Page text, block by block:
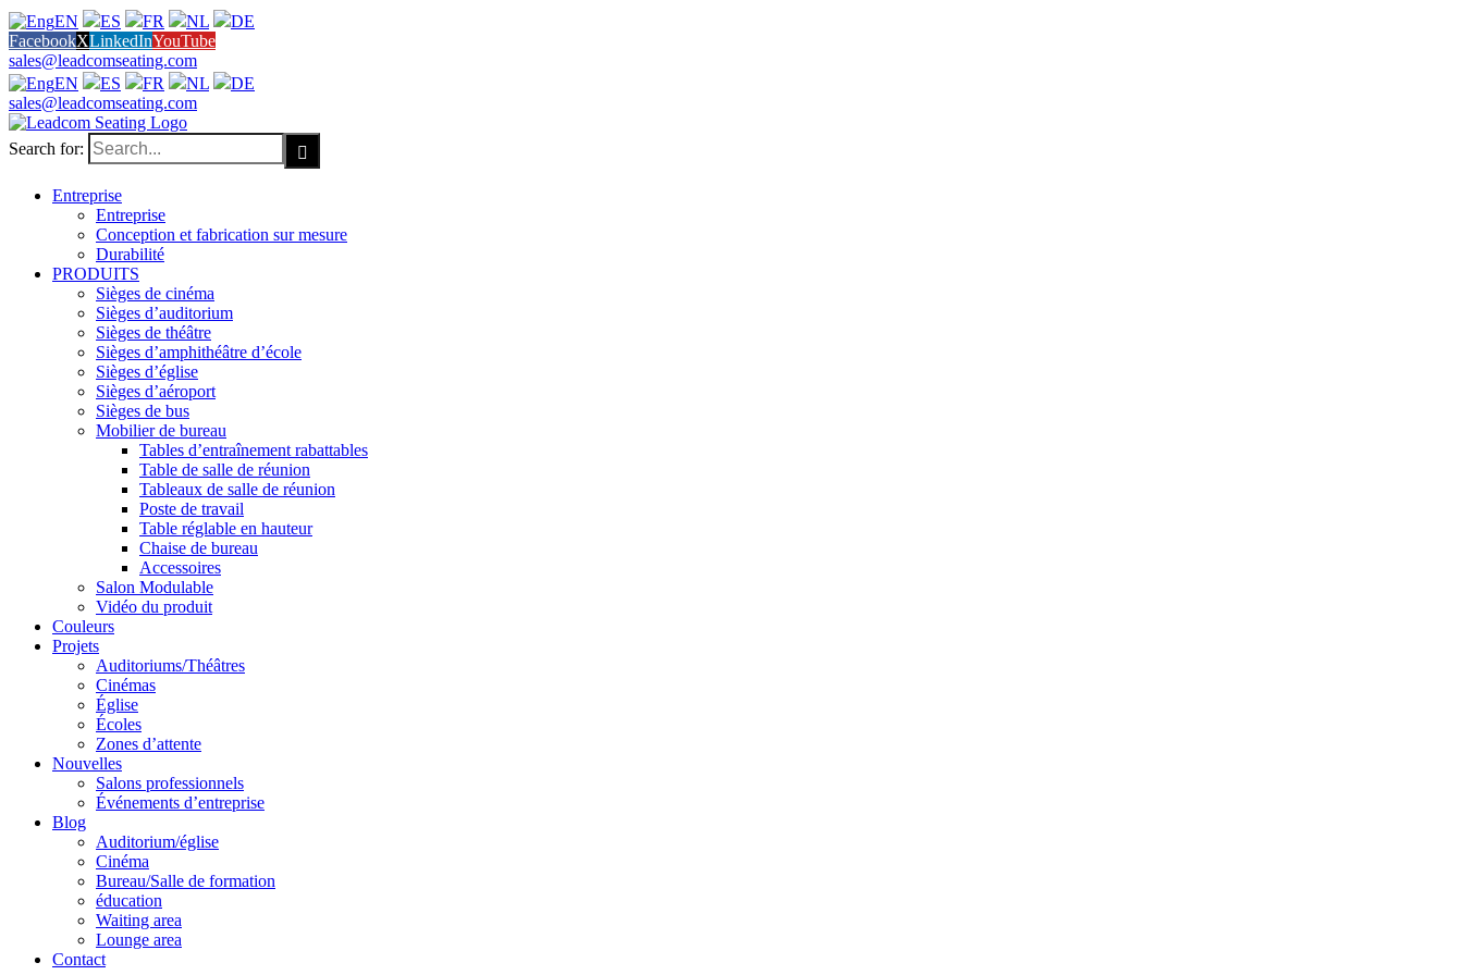
EN ES FR NL
DE
FacebookXLinkedInYouTube
sales@leadcomseating.com
EN
ES FR NL
DE
sales@leadcomseating.com
Search for:
Entreprise
Entreprise
Conception et fabrication sur mesure
Durabilité
PRODUITS
Sièges de cinéma
Sièges d’auditorium
Sièges de théâtre
Sièges d’amphithéâtre d’école
Sièges d’église
Sièges d’aéroport
Sièges de bus
Mobilier de bureau
Tables d’entraînement rabattables
Table de salle de réunion
Tableaux de salle de réunion
Poste de travail
Table réglable en hauteur
Chaise de bureau
Accessoires
Salon Modulable
Vidéo du produit
Couleurs
Projets
Auditoriums/Théâtres
Cinémas
Église
Écoles
Zones d’attente
Nouvelles
Salons professionnels
Événements d’entreprise
Blog
Auditorium/église
Cinéma
Bureau/Salle de formation
éducation
Waiting area
Lounge area
Contact